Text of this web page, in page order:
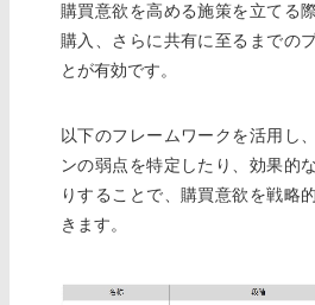
購買意欲を高める施策を立てる
購入、さらに共有に至るまでの
とが有効です。
以下のフレームワークを活用し
ンの弱点を特定したり、効果的
りすることで、購買意欲を戦略
きます。